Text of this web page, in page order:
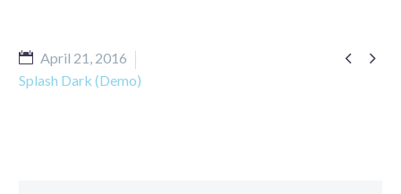
 
April 21, 2016
Splash Dark (Demo)